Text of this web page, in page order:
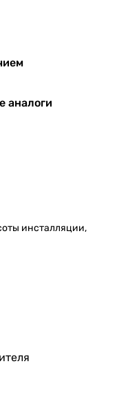
аналоги
инсталляции,